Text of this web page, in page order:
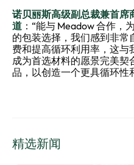
诺贝丽斯高级副总裁兼首席
道 ：“能与 Meadow 合作，
的包装选择，我们感到非常
费和提高循环利用率，这与
成为首选材料的愿景完美
品，以创造一个更具循环性
精选新闻